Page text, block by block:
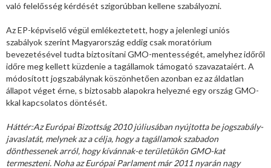
való felelősség kérdését szigorúbban kellene szabályozni.
Az EP-képviselő végül emlékeztetett, hogy a jelenlegi uniós
szabályok szerint Magyarország eddig csak moratórium
bevezetésével tudta biztosítani GMO-mentességét, amelyhez időről
időre meg kellett küzdenie a tagállamok támogató szavazataiért. A
módosított jogszabálynak köszönhetően azonban ez az áldatlan
állapot véget érne, s biztosabb alapokra helyezné egy ország GMO-
kkal kapcsolatos döntését.
Háttér:Az Európai Bizottság 2010 júliusában nyújtotta be jogszabály-
javaslatát, melynek az a célja, hogy a tagállamok szabadon
dönthessenek arról, hogy kívánnak-e területükön GMO-kat
termeszteni. Noha az Európai Parlament már 2011 nyarán nagy